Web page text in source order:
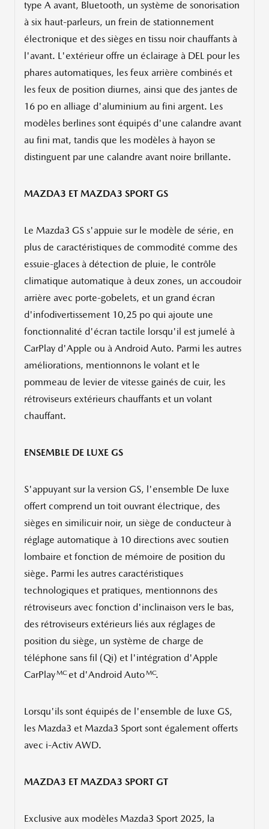
type A avant, Bluetooth, un système de sonorisation
à six haut-parleurs, un frein de stationnement
électronique et des sièges en tissu noir chauffants à
l'avant. L'extérieur offre un éclairage à DEL pour les
phares automatiques, les feux arrière combinés et
les feux de position diurnes, ainsi que des jantes de
16 po en alliage d'aluminium au fini argent. Les
modèles berlines sont équipés d'une calandre avant
au fini mat, tandis que les modèles à hayon se
distinguent par une calandre avant noire brillante.
MAZDA3 ET MAZDA3 SPORT GS
Le Mazda3 GS s'appuie sur le modèle de série, en
plus de caractéristiques de commodité comme des
essuie-glaces à détection de pluie, le contrôle
climatique automatique à deux zones, un accoudoir
arrière avec porte-gobelets, et un grand écran
d'infodivertissement 10,25 po qui ajoute une
fonctionnalité d'écran tactile lorsqu'il est jumelé à
CarPlay d'Apple ou à Android Auto. Parmi les autres
améliorations, mentionnons le volant et le
pommeau de levier de vitesse gainés de cuir, les
rétroviseurs extérieurs chauffants et un volant
chauffant.
ENSEMBLE DE LUXE GS
S'appuyant sur la version GS, l'ensemble De luxe
offert comprend un toit ouvrant électrique, des
sièges en similicuir noir, un siège de conducteur à
réglage automatique à 10 directions avec soutien
lombaire et fonction de mémoire de position du
siège. Parmi les autres caractéristiques
technologiques et pratiques, mentionnons des
rétroviseurs avec fonction d'inclinaison vers le bas,
des rétroviseurs extérieurs liés aux réglages de
position du siège, un système de charge de
téléphone sans fil (Qi) et l'intégration d'Apple
CarPlayMCet d'Android AutoMC.
Lorsqu'ils sont équipés de l'ensemble de luxe GS,
les Mazda3 et Mazda3 Sport sont également offerts
avec i-Activ AWD.
MAZDA3 ET MAZDA3 SPORT GT
Exclusive aux modèles Mazda3 Sport 2025, la